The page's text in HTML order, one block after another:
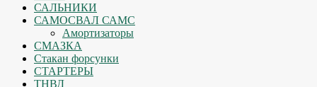
САЛЬНИКИ
САМОСВАЛ САМС
Амортизаторы
СМАЗКА
Стакан форсунки
СТАРТЕРЫ
ТНВД